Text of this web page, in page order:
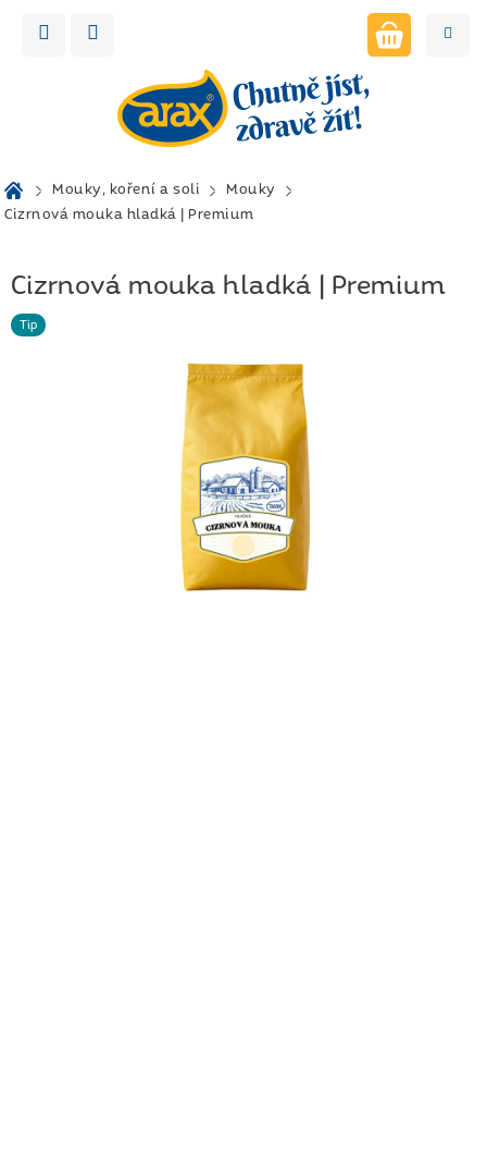
DomůMouky, koření a soli
Mouky
Cizrnová mouka hladká | Premium
Cizrnová mouka hladká | Premium
Tip